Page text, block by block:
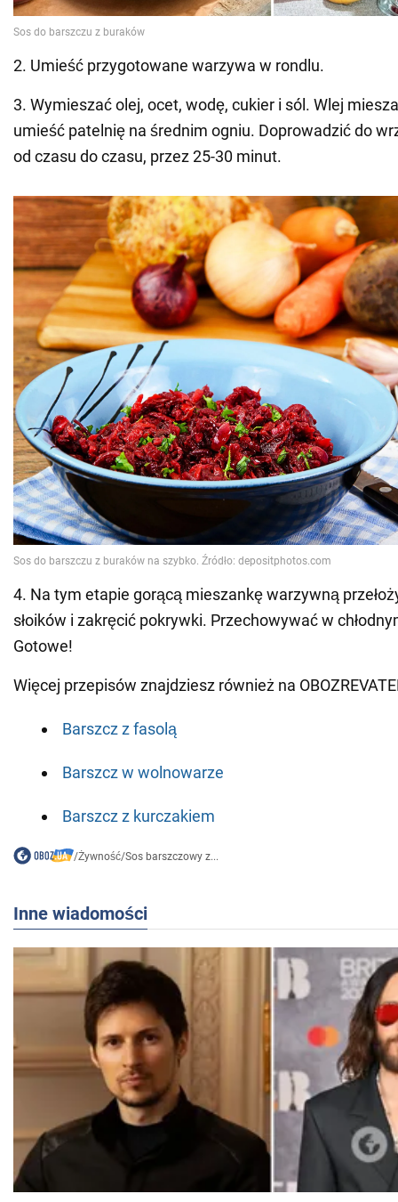
2. Umieść przygotowane warzywa w rondlu.
3. Wymieszać olej, ocet, wodę, cukier i sól. Wlej
umieść patelnię na średnim ogniu. Doprowadzić do
od czasu do czasu, przez 25-30 minut.
4. Na tym etapie gorącą mieszankę warzywną
słoików i zakręcić pokrywki. Przechowywać w
Gotowe!
Więcej przepisów znajdziesz również na
Barszcz z fasolą
Barszcz w wolnowarze
Barszcz z kurczakiem
/Żywność/Sos barszczowy z...
Inne wiadomości